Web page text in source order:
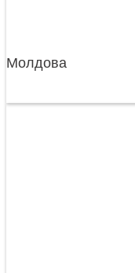
Молдова